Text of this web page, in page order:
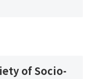
of Socio-